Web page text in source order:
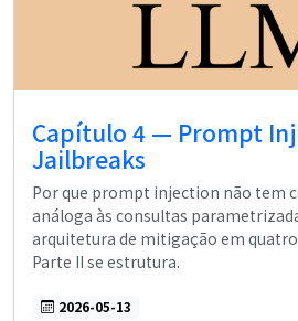
Capítulo 4 — Prompt
Jailbreaks
Por que prompt injection não tem
análoga às consultas
arquitetura de mitigação em
Parte II se estrutura.
2026-05-13